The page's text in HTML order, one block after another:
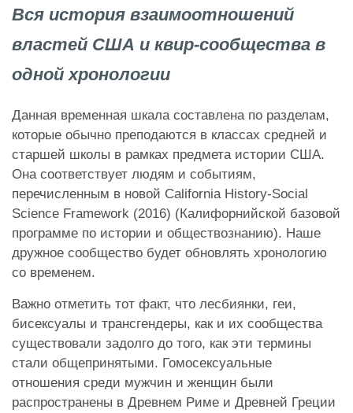
Вся история взаимоотношений
властей США и квир-сообщества в
одной хронологии
Данная временная шкала составлена по разделам,
которые обычно преподаются в классах средней и
старшей школы в рамках предмета истории США.
Она соответствует людям и событиям,
перечисленным в новой California History-Social
Science Framework (2016) (Калифорнийской базовой
программе по истории и обществознанию). Наше
дружное сообщество будет обновлять хронологию
со временем.
Важно отметить тот факт, что лесбиянки, геи,
бисексуалы и трансгендеры, как и их сообщества
существовали задолго до того, как эти термины
стали общепринятыми. Гомосексуальные
отношения среди мужчин и женщин были
распространены в Древнем Риме и Древней Греции